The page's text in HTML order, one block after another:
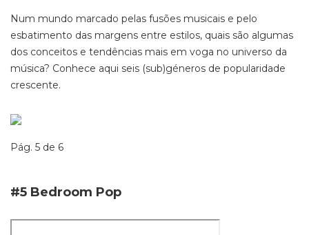
Num mundo marcado pelas fusões musicais e pelo
esbatimento das margens entre estilos, quais são algumas
dos conceitos e tendências mais em voga no universo da
música? Conhece aqui seis (sub)géneros de popularidade
crescente.
Pág. 5 de 6
#5 Bedroom Pop